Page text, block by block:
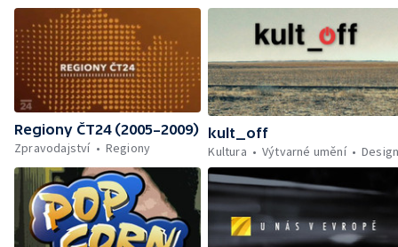
Regiony ČT24 (2005–2009)
Zpravodajství
Regiony
kult_off
Kultura
Výtvarné umění